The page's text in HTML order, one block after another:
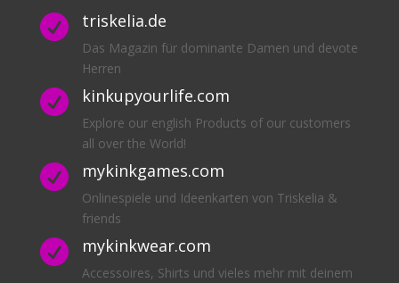
 triskelia.de
Das Magazin für dominante Damen und devote
Herren
 kinkupyourlife.com
Explore our english Products of our customers
all over the World!
 mykinkgames.com
Onlinespiele und Ideenkarten von Triskelia &
friends
 mykinkwear.com
Accessoires, Shirts und vieles mehr mit deinem